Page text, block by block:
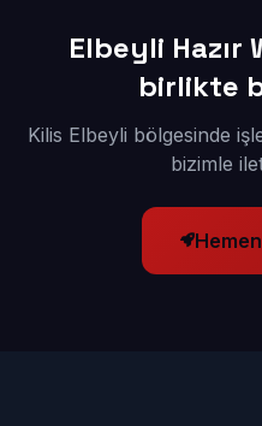
Elbeyli Hazır
birlikte
Kilis Elbeyli bölgesinde
bizimle